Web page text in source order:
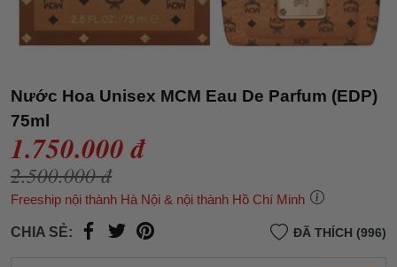
Nước Hoa Unisex MCM Eau De Parfum (EDP)
75ml
1.750.000 đ
2.500.000 đ
Freeship nội thành Hà Nội & nội thành Hồ Chí Minh
CHIA SẺ: ĐÃ THÍCH (996)